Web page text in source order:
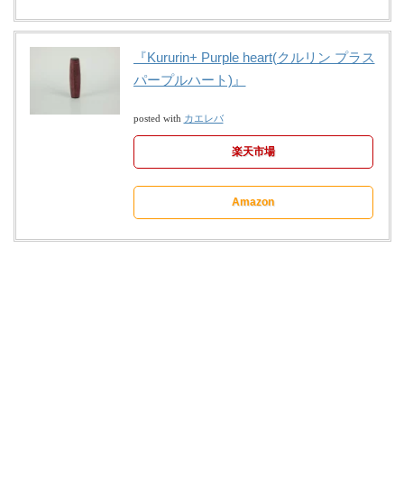
『Kururin+ Purple heart(クルリン プラス
パープルハート)』
posted with カエレバ
楽天市場
Amazon